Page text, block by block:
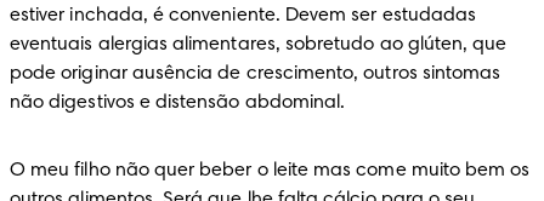
estiver inchada, é conveniente. Devem ser estudadas
eventuais alergias alimentares, sobretudo ao glúten, que
pode originar ausência de crescimento, outros sintomas
não digestivos e distensão abdominal.
O meu filho não quer beber o leite mas come muito bem os